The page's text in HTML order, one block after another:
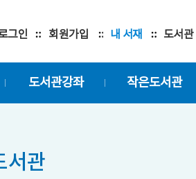
그인 회원가입 내 서재 도서관
도서관강좌 작은도서관
서관